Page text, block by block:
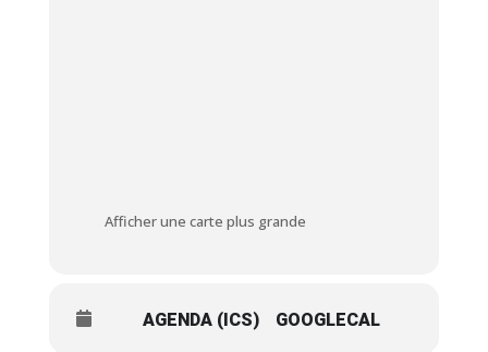
Afficher une carte plus grande
AGENDA (ICS) GOOGLECAL